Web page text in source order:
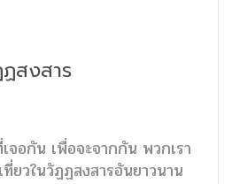
สงสาร
จอกัน เพื่อจะจากกัน พวกเรา
ยวในวัฏฏสงสารอันยาวนาน